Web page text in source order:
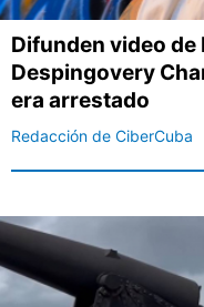
Difunden video de
Despingovery
era arrestado
Redacción de CiberCuba